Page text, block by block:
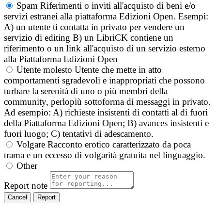
Spam Riferimenti o inviti all'acquisto di beni e/o
servizi estranei alla piattaforma Edizioni Open. Esempi:
A) un utente ti contatta in privato per vendere un
servizio di editing B) un LibriCK contiene un
riferimento o un link all'acquisto di un servizio esterno
alla Piattaforma Edizioni Open
Utente molesto Utente che mette in atto
comportamenti sgradevoli e inappropriati che possono
turbare la serenità di uno o più membri della
community, perlopiù sottoforma di messaggi in privato.
Ad esempio: A) richieste insistenti di contatti al di fuori
della Piattaforma Edizioni Open; B) avances insistenti e
fuori luogo; C) tentativi di adescamento.
Volgare Racconto erotico caratterizzato da poca
trama e un eccesso di volgarità gratuita nel linguaggio.
Other
Report note
Report